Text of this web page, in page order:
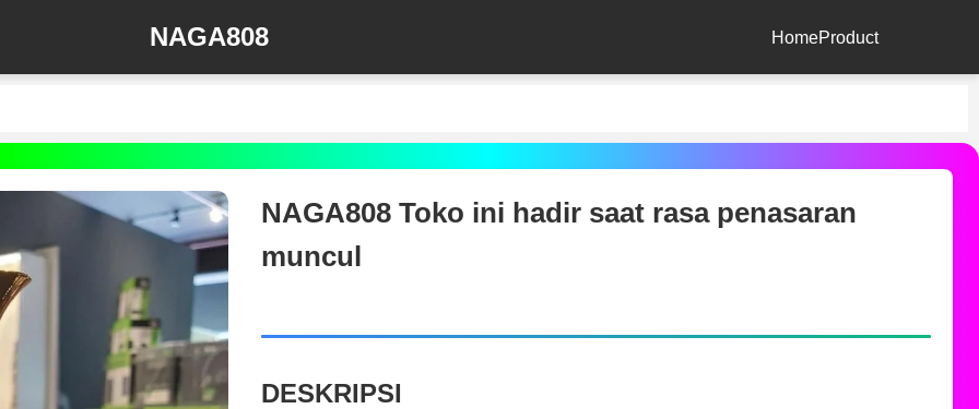
NAGA808 HomeProduct
NAGA808 Toko ini hadir saat rasa penasaran
muncul
DESKRIPSI